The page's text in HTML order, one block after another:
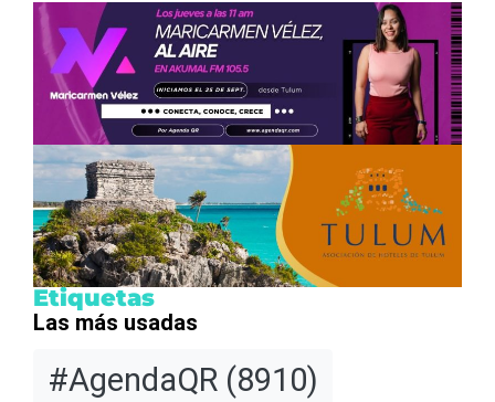
Etiquetas
Las más usadas
#AgendaQR (8910)